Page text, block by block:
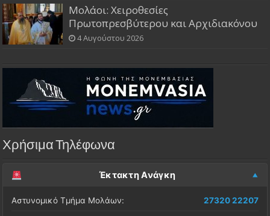
Μολάοι: Χειροθεσίες
Πρωτοπρεσβύτερου και Αρχιδιακόνου
4 Αυγούστου 2026
Χρήσιμα Τηλέφωνα
Έκτακτη Ανάγκη
Αστυνομικό Τμήμα Μολάων: 27320 22207